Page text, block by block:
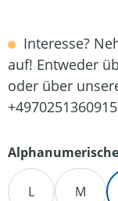
Interesse?
auf! Entweder
oder über
L M